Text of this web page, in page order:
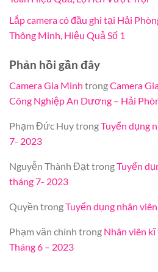
Lắp camera có đầu ghi tại Hải
Thông Minh, Hiệu Quả Số 1
Phản hồi gần đây
Camera Gia Minh trongCamera
Công Nghiệp An Dương – Hải
Phạm Đức HuytrongTuyển dụng
7- 2023
Nguyễn Thành ĐạttrongTuyển
tháng 7- 2023
Quyền trongTuyển dụng nhân
Phạm văn chính trong Nhân viên
Tháng 6 – 2023